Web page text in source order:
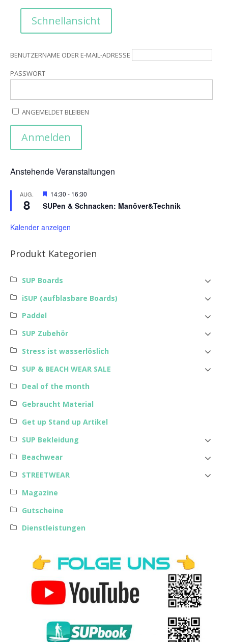
Schnellansicht
BENUTZERNAME ODER E-MAIL-ADRESSE
PASSWORT
ANGEMELDET BLEIBEN
Anstehende Veranstaltungen
AUG.
8
Hervorgehoben
14:30 - 16:30
SUPen & Schnacken: Manöver&Technik
Kalender anzeigen
Produkt Kategorien
SUP Boards
iSUP (aufblasbare Boards)
Paddel
SUP Zubehör
Stress ist wasserlöslich
SUP & BEACH WEAR SALE
Deal of the month
Gebraucht Material
Get up Stand up Artikel
SUP Bekleidung
Beachwear
STREETWEAR
Magazine
Gutscheine
Dienstleistungen